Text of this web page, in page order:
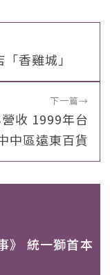
香雞城」
下一篇→
收 1999年台
中區遠東百貨
》 統一獅首本